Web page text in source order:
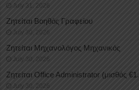
July 31, 2026
Ζητείται Βοηθός Γραφείου
July 30, 2026
Ζητείται Μηχανολόγος Μηχανικός
July 30, 2026
Ζητείται Office Administrator (μισθός
July 30, 2026